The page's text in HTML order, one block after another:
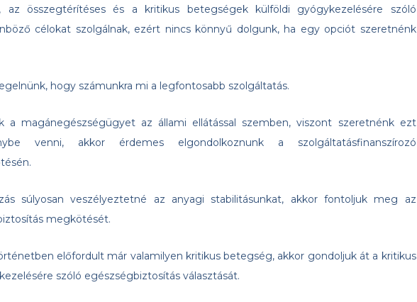
az összegtérítéses és a kritikus betegségek külföldi gyógykezelésére szóló
célokat szolgálnak, ezért nincs könnyű dolgunk, ha egy opciót szeretnénk
hogy számunkra mi a legfontosabb szolgáltatás.
a magánegészségügyet az állami ellátással szemben, viszont szeretnénk ezt
venni, akkor érdemes elgondolkoznunk a szolgáltatásfinanszírozó
súlyosan veszélyeztetné az anyagi stabilitásunkat, akkor fontoljuk meg az
megkötését.
előfordult már valamilyen kritikus betegség, akkor gondoljuk át a kritikus
szóló egészségbiztosítás választását.